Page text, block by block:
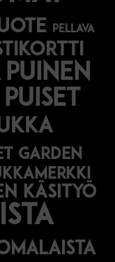
pellava
puinen
puiset
garden
käsityö